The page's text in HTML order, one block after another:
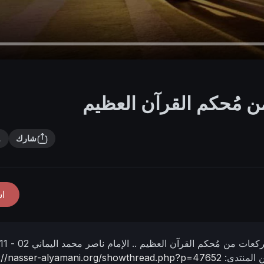
مُحكم القرآن العظيم
شارك
من مُحكم القرآن العظيم .. الإمام ناصر محمد اليماني
المنتدى: nasser-alyamani.org/showthread.php?p=47652